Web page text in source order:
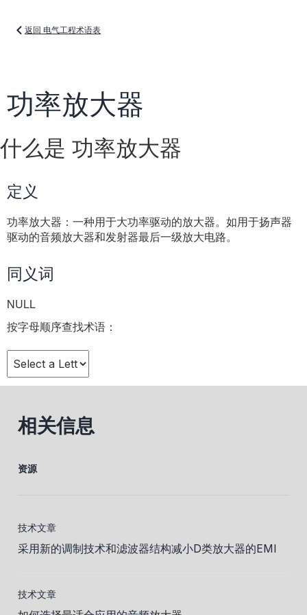
返回 电气工程术语表
功率放大器
什么是 功率放大器
定义
功率放大器：一种用于大功率驱动的放大器。如用于扬声器
驱动的音频放大器和发射器最后一级放大电路。
同义词
NULL
按字母顺序查找术语：
相关信息
资源
技术文章
采用新的调制技术和滤波器结构减小D类放大器的EMI
技术文章